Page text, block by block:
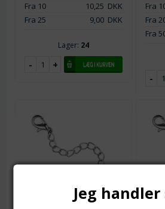
Fra 10
10,25 DKK
Fra 25
9,00DKK
Lager: 24
Fra
Fra
Fra
Jeg handler